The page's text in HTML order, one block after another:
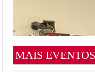
MAIS EVENTOS